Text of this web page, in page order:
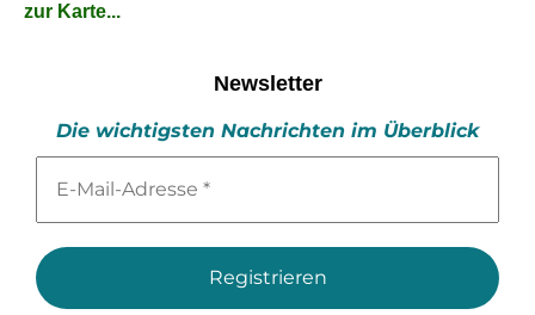
zur Karte...
Newsletter
Die wichtigsten Nachrichten im Überblick
Mail-
*